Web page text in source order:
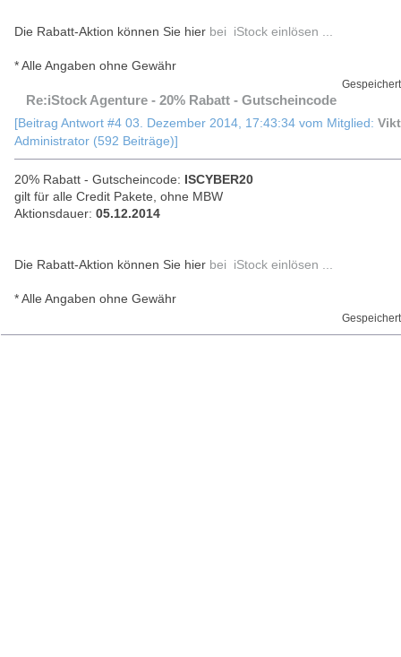
Die Rabatt-Aktion können Sie hier bei iStock einlösen ...
* Alle Angaben ohne Gewähr
Gespeichert
Re:iStock Agenture - 20% Rabatt - Gutscheincode
[Beitrag Antwort #4 03. Dezember 2014, 17:43:34 vom Mitglied:
Administrator (592 Beiträge)]
20% Rabatt - Gutscheincode: ISCYBER20
gilt für alle Credit Pakete, ohne MBW
Aktionsdauer: 05.12.2014
Die Rabatt-Aktion können Sie hier bei iStock einlösen ...
* Alle Angaben ohne Gewähr
Gespeichert